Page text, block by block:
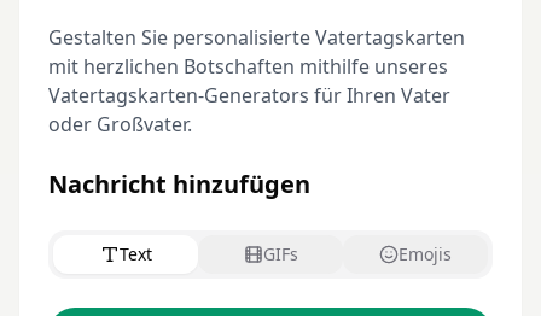
Gestalten Sie personalisierte Vatertagskarten
mit herzlichen Botschaften mithilfe unseres
Vatertagskarten-Generators für Ihren Vater
oder Großvater.
Nachricht hinzufügen
Text GIFs Emojis